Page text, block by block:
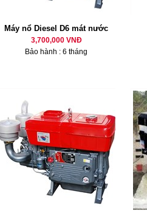
Máy nổ Diesel D6 mát nước
3,700,000 VNĐ
Bảo hành : 6 tháng